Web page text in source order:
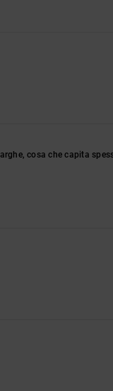
cosa che capita